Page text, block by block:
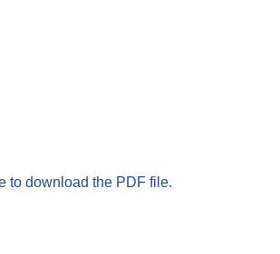
to download the PDF file.